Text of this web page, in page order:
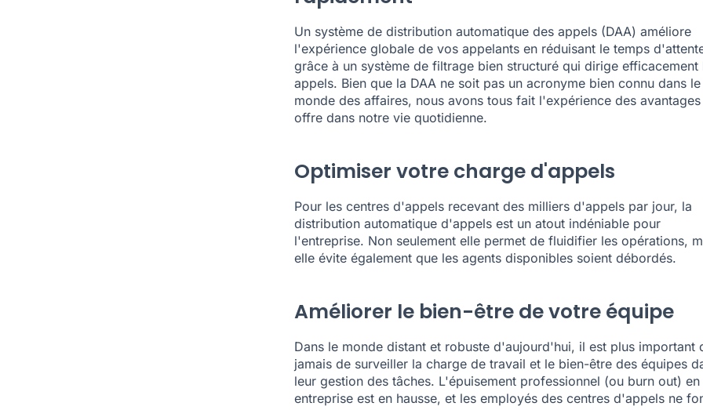
Un système de distribution automatique des appels (DAA) améliore
l'expérience globale de vos appelants en réduisant le temps
grâce à un système de filtrage bien structuré qui dirige efficacement
appels. Bien que la DAA ne soit pas un acronyme bien connu dans le
monde des affaires, nous avons tous fait l'expérience des
offre dans notre vie quotidienne.
Optimiser votre charge d'appels
Pour les centres d'appels recevant des milliers d'appels par jour, la
distribution automatique d'appels est un atout indéniable pour
l'entreprise. Non seulement elle permet de fluidifier les opérations,
elle évite également que les agents disponibles soient débordés.
Améliorer le bien-être de votre équipe
Dans le monde distant et robuste d'aujourd'hui, il est plus important
jamais de surveiller la charge de travail et le bien-être des équipes
leur gestion des tâches. L'épuisement professionnel (ou burn out) en
entreprise est en hausse, et les employés des centres d'appels ne